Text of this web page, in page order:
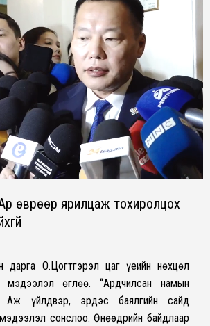
өврөөр ярилцаж тохиролцох
дарга О.Цогтгэрэл цаг үеийн нөхцөл
мэдээлэл өглөө. “Ардчилсан намын
Аж үйлдвэр, эрдэс баялгийн сайд
сонслоо. Өнөөдрийн байдлаар